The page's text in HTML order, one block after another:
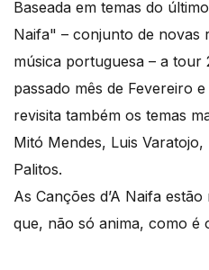
Baseada em temas do
Naifa" – conjunto de novas
música portuguesa – a tour
passado mês de Fevereiro
revisita também os temas
Mitó Mendes, Luis
Palitos.
As Canções d’A Naifa
que, não só anima, como é